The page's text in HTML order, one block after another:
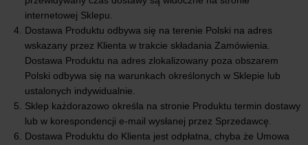
internetowej Sklepu.
Dostawa Produktu odbywa się na terenie Polski na adres
wskazany przez Klienta w trakcie składania Zamówienia.
Dostawa Produktu na adres zlokalizowany poza obszarem
Polski odbywa się na warunkach określonych w Sklepie lub
ustalonych indywidualnie.
Sklep każdorazowo określa na stronie Produktu termin dostawy
lub w korespondencji e-mail wysłanej przez Sprzedawcę.
Dostawa Produktu do Klienta jest odpłatna, chyba że Umowa